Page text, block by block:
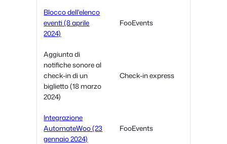
Blocco dell'elenco
eventi (8 aprile
2024)
FooEvents
Aggiunta di
notifiche sonore al
check-in di un
biglietto (18 marzo
2024)
Check-in express
Integrazione
AutomateWoo (23
gennaio 2024)
FooEvents